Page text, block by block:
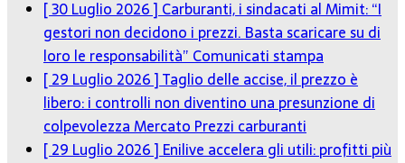
[ 30 Luglio 2026 ] Carburanti, i sindacati al Mimit: “I
gestori non decidono i prezzi. Basta scaricare su di
loro le responsabilità” Comunicati stampa
[ 29 Luglio 2026 ]Taglio delle accise, il prezzo è
libero: i controlli non diventino una presunzione di
colpevolezzaMercato Prezzi carburanti
[ 29 Luglio 2026 ] Enilive accelera gli utili: profitti più